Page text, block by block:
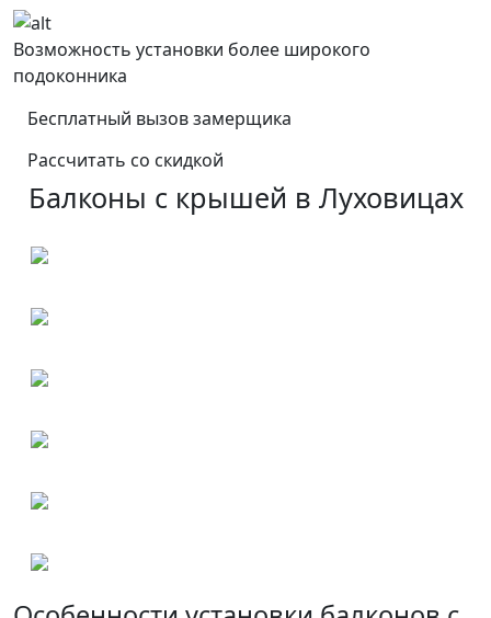
Возможность установки более широкого
подоконника
Бесплатный вызов замерщика
Рассчитать со скидкой
Балконы с крышей в Луховицах